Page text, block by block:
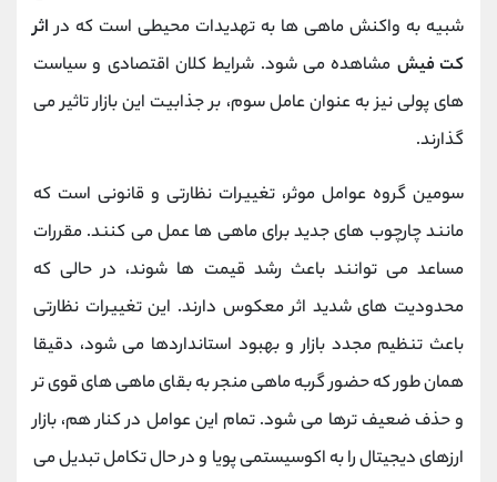
شبیه به واکنش ماهی ‌ها به تهدیدات محیطی است که دراثر
کت فیش مشاهده می ‌شود. شرایط کلان اقتصادی و سیاست
‌های پولی نیز به عنوان عامل سوم، بر جذابیت این بازار تاثیر می
گذارند.
سومین گروه عوامل موثر، تغییرات نظارتی و قانونی است که
مانند چارچوب ‌های جدید برای ماهی ‌ها عمل می‌ کنند. مقررات
مساعد می ‌توانند باعث رشد قیمت ‌ها شوند، در حالی که
محدودیت ‌های شدید اثر معکوس دارند. این تغییرات نظارتی
باعث تنظیم مجدد بازار و بهبود استانداردها می ‌شود، دقیقا
همان ‌طور که حضور گربه ‌ماهی منجر به بقای ماهی ‌های قوی‌ تر
و حذف ضعیف ‌ترها می ‌شود. تمام این عوامل در کنار هم، بازار
ارزهای دیجیتال را به اکوسیستمی پویا و در حال تکامل تبدیل می‌